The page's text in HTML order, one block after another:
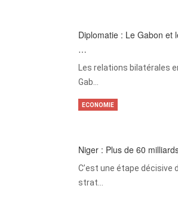
Diplomatie : Le Gabon et
…
Les relations bilatérales
Gab…
Niger : Plus de 60
C’est une étape décisive
strat…
ECONOMIE